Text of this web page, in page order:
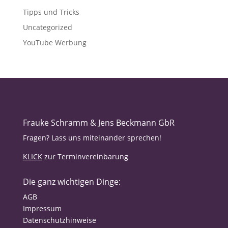
Tipps und Tricks
Uncategorized
YouTube Werbung
Frauke Schramm & Jens Beckmann GbR
Fragen? Lass uns miteinander sprechen!
KLICKzur Terminvereinbarung
Die ganz wichtigen Dinge:
AGB
Impressum
Datenschutzhinweise